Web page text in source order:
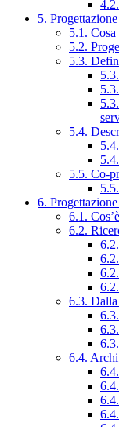
5.
5.1.
5.2.
5.3.
5.4.
5.5. Co-
6.
6.1.
6.2.
6.3.
6.4.